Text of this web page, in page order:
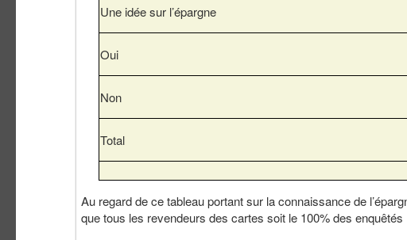
Une idée sur l’épargne
Oui
Non
Total
Au regard de ce tableau portant sur la connaissance de
que tous les revendeurs des cartes soit le 100% des enquêtés